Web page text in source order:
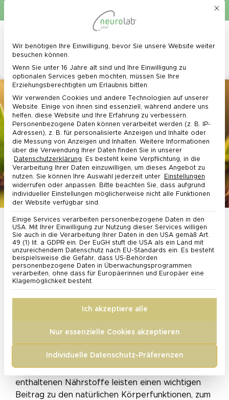
Schnelle Lieferung in 1 - 3 Werktagen
Kostenlose Lieferung ab 40 €*
FAQ - Häufig gestellte Fragen
Alles zu Mikronährstoffen, Bestellung
& Versand
Häufige Fragen zu
Nahrungsergänzungsmitteln
Warum ist Nahrungsergänzung sinnvoll?
Vitamine, Mineralstoffe und Spurenelemente sind
der Körper diese Mikronährstoffe größtenteils
über die Nahrung zugeführt werden.
Nahrungsergänzungsmittel sind dazu bestimmt,
die allgemeine Ernährung gezielt zu ergänzen. Die
enthaltenen Nährstoffe leisten einen wichtigen
Beitrag zu den natürlichen Körperfunktionen, zum
Mit
Datenschutz-Präferenz
Wir benötigen Ihre Einwilligung, bevor Sie unsere Website weiter
besuchen können.
Wenn Sie unter 16 Jahre alt sind und Ihre Einwilligung zu
optionalen Services geben möchten, müssen Sie Ihre
Erziehungsberechtigten um Erlaubnis bitten.
Wir verwenden Cookies und andere Technologien auf unserer
Website. Einige von ihnen sind essenziell, während andere uns
helfen, diese Website und Ihre Erfahrung zu verbessern.
Personenbezogene Daten können verarbeitet werden (z. B. IP-
Adressen), z. B. für personalisierte Anzeigen und Inhalte oder
die Messung von Anzeigen und Inhalten. Weitere Informationen
über die Verwendung Ihrer Daten finden Sie in unserer
Datenschutzerklärung. Es besteht keine Verpflichtung, in die
Verarbeitung Ihrer Daten einzuwilligen, um dieses Angebot zu
nutzen. Sie können Ihre Auswahl jederzeit unter
Einstellungen
widerrufen oder anpassen. Bitte beachten Sie, dass aufgrund
individueller Einstellungen möglicherweise nicht alle Funktionen
der Website verfügbar sind.
Einige Services verarbeiten personenbezogene Daten in den
USA. Mit Ihrer Einwilligung zur Nutzung dieser Services willigen
Sie auch in die Verarbeitung Ihrer Daten in den USA gemäß Art.
49 (1) lit. a GDPR ein. Der EuGH stuft die USA als ein Land mit
unzureichendem Datenschutz nach EU-Standards ein. Es besteht
beispielsweise die Gefahr, dass US-Behörden
personenbezogene Daten in Überwachungsprogrammen
verarbeiten, ohne dass für Europäerinnen und Europäer eine
Klagemöglichkeit besteht.
Ich akzeptiere alle
Nur essenzielle Cookies akzeptieren
Individuelle Datenschutz-Präferenzen